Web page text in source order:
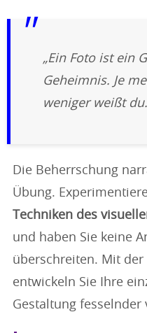
„Ein Foto ist ein
Geheimnis. Je
weniger weißt
Die Beherrschung
Übung.
Techniken des
und haben Sie keine
überschreiten. Mit der
entwickeln Sie Ihre
Gestaltung fesselnder